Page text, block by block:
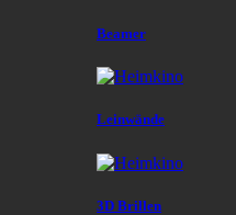
Beamer
Leinwände
3D Brillen